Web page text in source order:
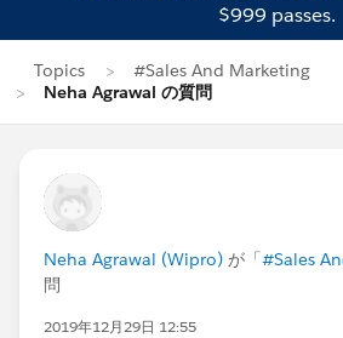
$999 passes.
Topics
#Sales And Marketing
Neha Agrawal の質問
Neha Agrawal (Wipro) が「#Sales
問
2019年12月29日 12:55